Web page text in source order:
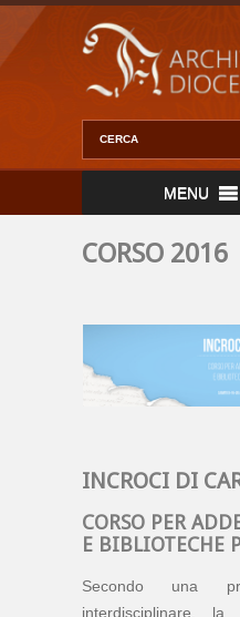
CORSO 2016
INCROCI DI
CORSO PER
E BIBLIOTECHE
Secondo una
interdisciplinare,